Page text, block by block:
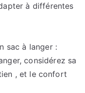
à différentes
sac à langer :
considérez sa
, et le confort